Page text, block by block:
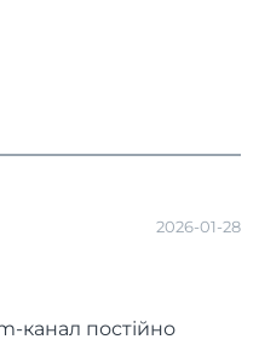
2026-01-28
канал постійно